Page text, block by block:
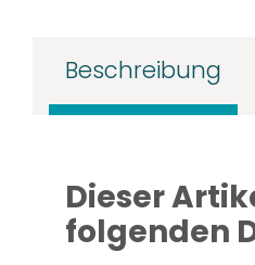
Beschreibung
Dieser
folgenden